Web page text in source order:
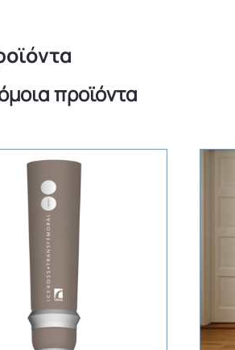
προϊόντα